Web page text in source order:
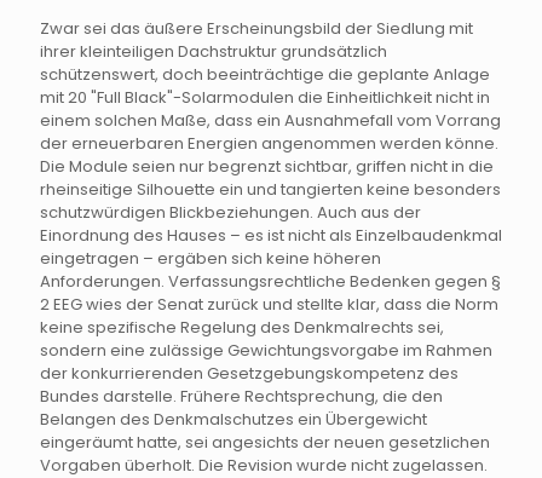
Zwar sei das äußere Erscheinungsbild der Siedlung mit
ihrer kleinteiligen Dachstruktur grundsätzlich
schützenswert, doch beeinträchtige die geplante Anlage
mit 20 "Full Black"-Solarmodulen die Einheitlichkeit nicht in
einem solchen Maße, dass ein Ausnahmefall vom Vorrang
der erneuerbaren Energien angenommen werden könne.
Die Module seien nur begrenzt sichtbar, griffen nicht in die
rheinseitige Silhouette ein und tangierten keine besonders
schutzwürdigen Blickbeziehungen. Auch aus der
Einordnung des Hauses – es ist nicht als Einzelbaudenkmal
eingetragen – ergäben sich keine höheren
Anforderungen. Verfassungsrechtliche Bedenken gegen §
2 EEG wies der Senat zurück und stellte klar, dass die Norm
keine spezifische Regelung des Denkmalrechts sei,
sondern eine zulässige Gewichtungsvorgabe im Rahmen
der konkurrierenden Gesetzgebungskompetenz des
Bundes darstelle. Frühere Rechtsprechung, die den
Belangen des Denkmalschutzes ein Übergewicht
eingeräumt hatte, sei angesichts der neuen gesetzlichen
Vorgaben überholt. Die Revision wurde nicht zugelassen.